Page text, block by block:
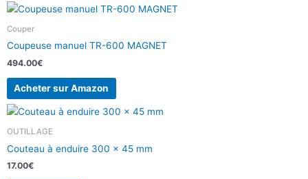
Couper
Coupeuse manuel TR-600 MAGNET
494.00€
Acheter sur Amazon
OUTILLAGE
Couteau à enduire 300 x 45 mm
17.00€